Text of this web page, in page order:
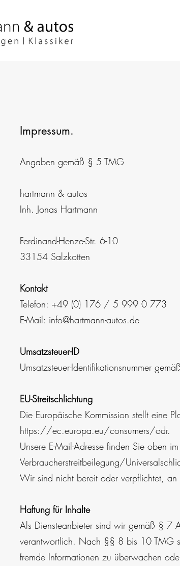
Impressum.
Angaben gemäß § 5 TMG
hartmann & autos
Inh. Jonas Hartmann
Ferdinand-Henze-Str. 6-10
33154 Salzkotten
Kontakt
Telefon: +49 (0) 176 / 5 999 0 773
E-Mail: info@hartmann-autos.de
Umsatzsteuer-ID
Umsatzsteuer-Identifikationsnummer
EU-Streitschlichtung
Die Europäische Kommission stellt eine
https://ec.europa.eu/consumers/odr.
Unsere E-Mail-Adresse finden Sie oben
Verbraucherstreitbeilegung/
Wir sind nicht bereit oder verpflichtet, an
Haftung für Inhalte
Als Diensteanbieter sind wir gemäß § 7
verantwortlich. Nach §§ 8 bis 10 TMG
fremde Informationen zu überwachen